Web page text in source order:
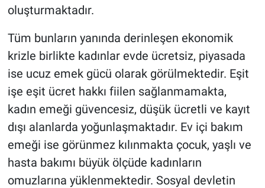
oluşturmaktadır.
Tüm bunların yanında derinleşen ekonomik
krizle birlikte kadınlar evde ücretsiz, piyasada
ise ucuz emek gücü olarak görülmektedir. Eşit
işe eşit ücret hakkı fiilen sağlanmamakta,
kadın emeği güvencesiz, düşük ücretli ve kayıt
dışı alanlarda yoğunlaşmaktadır. Ev içi bakım
emeği ise görünmez kılınmakta çocuk, yaşlı ve
hasta bakımı büyük ölçüde kadınların
omuzlarına yüklenmektedir. Sosyal devletin